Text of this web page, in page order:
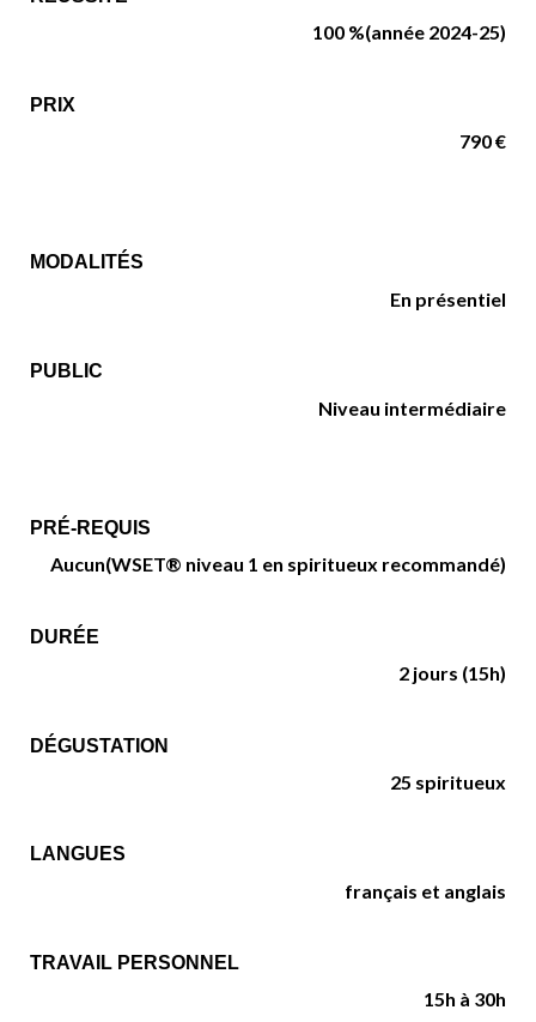
100 %(année 2024-25)
PRIX
790 €
MODALITÉS
En présentiel
PUBLIC
Niveau intermédiaire
PRÉ-REQUIS
Aucun(WSET® niveau 1 en spiritueux recommandé)
DURÉE
2 jours (15h)
DÉGUSTATION
25 spiritueux
LANGUES
français et anglais
TRAVAIL PERSONNEL
15h à 30h